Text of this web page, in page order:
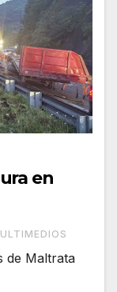
en
de Maltrata